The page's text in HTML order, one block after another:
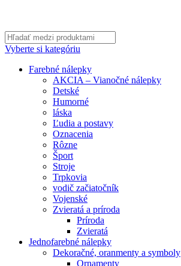
Vyberte si kategóriu
Farebné nálepky
AKCIA – Vianočné nálepky
Detské
Humorné
láska
Ľudia a postavy
Oznacenia
Rôzne
Šport
Stroje
Trpkovia
vodič začiatočník
Vojenské
Zvieratá a príroda
Príroda
Zvieratá
Jednofarebné nálepky
Dekoračné, oranmenty a symboly
Ornamenty